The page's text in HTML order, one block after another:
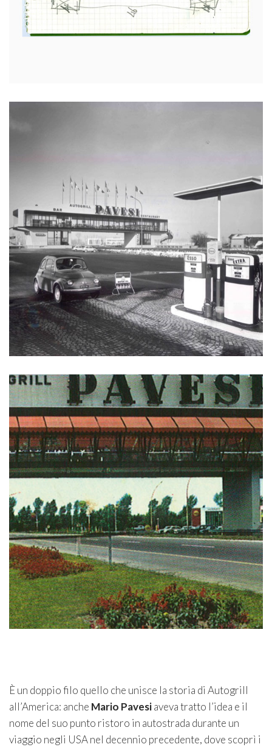
È un doppio filo quello che unisce la storia di Autogrill
all’America: anche Mario Pavesiaveva tratto l’idea e il
nome del suo punto ristoro in autostrada durante un
viaggio negli USA nel decennio precedente, dove scoprì i